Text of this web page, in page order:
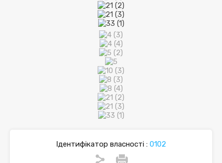
Ідентифікатор власності : 0102